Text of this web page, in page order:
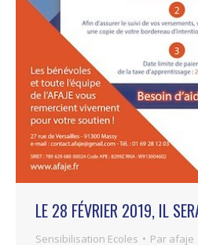
LE 28 FÉVRIER 2019, IL
Sensibilisation Ecoles Par afaje